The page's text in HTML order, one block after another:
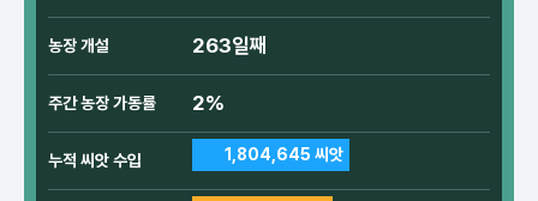
농장 개설 263일째
주간 농장 가동률 2%
누적 씨앗 수입 1,804,645 씨앗